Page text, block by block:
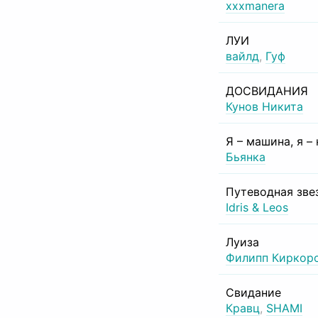
xxxmanera
ЛУИ
вайлд, Гуф
ДОСВИДАНИЯ
Кунов Никита
Я – машина, я –
Бьянка
Путеводная
Idris & Leos
Луиза
Филипп
Свидание
Кравц, SHAMI